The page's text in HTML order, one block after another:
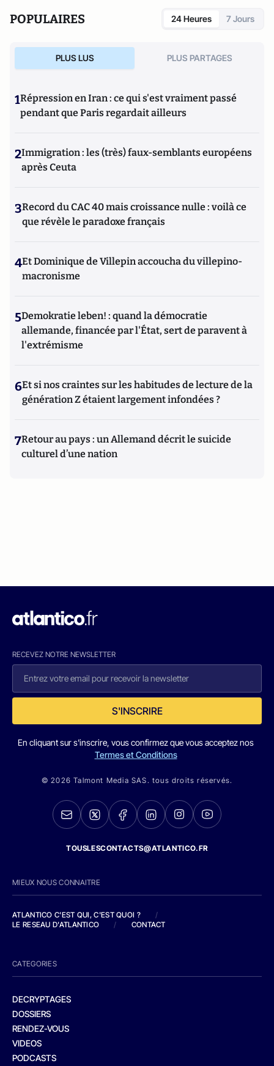
POPULAIRES 24 Heures 7 Jours
PLUS LUS PLUS PARTAGES
1Répression en Iran : ce qui s'est vraiment passé
pendant que Paris regardait ailleurs
2Immigration : les (très) faux-semblants européens
après Ceuta
3Record du CAC 40 mais croissance nulle : voilà ce
que révèle le paradoxe français
4Et Dominique de Villepin accoucha du villepino-
macronisme
5Demokratie leben! : quand la démocratie
allemande, financée par l'État, sert de paravent à
l'extrémisme
6Et si nos craintes sur les habitudes de lecture de la
génération Z étaient largement infondées ?
7Retour au pays : un Allemand décrit le suicide
culturel d’une nation
RECEVEZ NOTRE NEWSLETTER
S'INSCRIRE
En cliquant sur s'inscrire, vous confirmez que vous acceptez nos
Termes et Conditions
© 2026 Talmont Media SAS. tous droits réservés.
TOUSLESCONTACTS@ATLANTICO.FR
MIEUX NOUS CONNAITRE
ATLANTICO C'EST QUI, C'EST QUOI ?
/
LE RESEAU D'ATLANTICO
/ CONTACT
CATEGORIES
DECRYPTAGES
DOSSIERS
RENDEZ-VOUS
VIDEOS
PODCASTS